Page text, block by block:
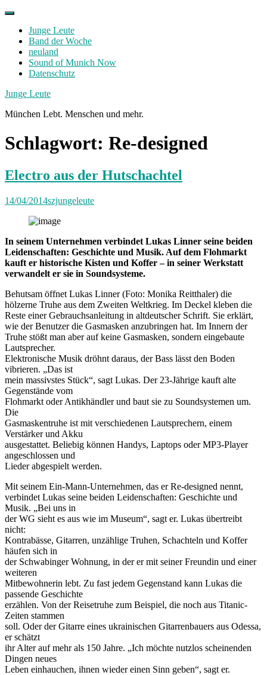
Skip
contentJunge Leute
Band der Woche
neuland
Sound of Munich Now
Datenschutz
Facebook
Twitter
Instagram
Junge Leute
München Lebt. Menschen und mehr.
Schlagwort: Re-designed
Electro aus der Hutschachtel
14/04/2014szjungeleute
In seinem Unternehmen verbindet Lukas Linner seine beiden
Leidenschaften: Geschichte und Musik. Auf dem Flohmarkt
kauft er historische Kisten und Koffer – in seiner Werkstatt
verwandelt er sie in Soundsysteme.
Behutsam öffnet Lukas Linner (Foto: Monika Reitthaler) die
hölzerne Truhe aus dem Zweiten Weltkrieg. Im Deckel kleben die
Reste einer Gebrauchsanleitung in altdeutscher Schrift. Sie erklärt,
wie der Benutzer die Gasmasken anzubringen hat. Im Innern der
Truhe stößt man aber auf keine Gasmasken, sondern eingebaute
Lautsprecher.
Elektronische Musik dröhnt daraus, der Bass lässt den Boden
vibrieren. „Das ist
mein massivstes Stück“, sagt Lukas. Der 23-Jährige kauft alte
Gegenstände vom
Flohmarkt oder Antikhändler und baut sie zu Soundsystemen um.
Die
Gasmaskentruhe ist mit verschiedenen Lautsprechern, einem
Verstärker und Akku
ausgestattet. Beliebig können Handys, Laptops oder MP3-Player
angeschlossen und
Lieder abgespielt werden.
Mit seinem Ein-Mann-Unternehmen, das er Re-designed nennt,
verbindet Lukas seine beiden Leidenschaften: Geschichte und
Musik. „Bei uns in
der WG sieht es aus wie im Museum“, sagt er. Lukas übertreibt
nicht:
Kontrabässe, Gitarren, unzählige Truhen, Schachteln und Koffer
häufen sich in
der Schwabinger Wohnung, in der er mit seiner Freundin und einer
weiteren
Mitbewohnerin lebt. Zu fast jedem Gegenstand kann Lukas die
passende Geschichte
erzählen. Von der Reisetruhe zum Beispiel, die noch aus Titanic-
Zeiten stammen
soll. Oder der Gitarre eines ukrainischen Gitarrenbauers aus Odessa,
er schätzt
ihr Alter auf mehr als 150 Jahre. „Ich möchte nutzlos scheinenden
Dingen neues
Leben einhauchen, ihnen wieder einen Sinn geben“, sagt er.